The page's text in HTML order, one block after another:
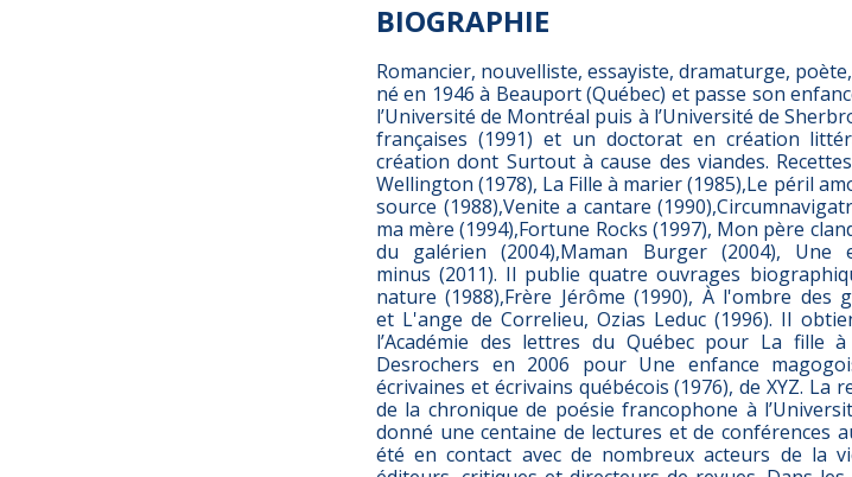
BIOGRAPHIE
Romancier, nouvelliste, essayiste, dramaturge,
né en 1946 à Beauport (Québec) et passe son
l’Université de Montréal puis à l’Université de
françaises (1991) et un doctorat en création
création dont Surtout à cause des viandes.
Wellington (1978), La Fille à marier (1985),Le péril
source (1988),Venite a cantare
ma mère (1994),Fortune Rocks (1997), Mon père
du galérien (2004),Maman Burger (2004), Une
minus (2011). Il publie quatre ouvrages
nature (1988),Frère Jérôme (1990), À l'ombre des
et L'ange de Correlieu, Ozias Leduc (1996). Il
l’Académie des lettres du Québec pour La
Desrochers en 2006 pour Une enfance
écrivaines et écrivains québécois (1976), de XYZ. La
de la chronique de poésie francophone à
donné une centaine de lectures et de conférences
été en contact avec de nombreux acteurs de la